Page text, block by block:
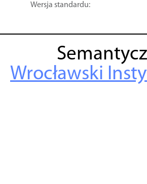
Wersja standardu:
Wrocławski